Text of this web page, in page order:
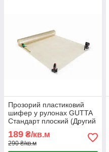
Прозорий пластиковий
шифер у рулонах GUTTA
Стандарт плоский (Другий
189 ₴/кв.м
290 ₴/кв.м